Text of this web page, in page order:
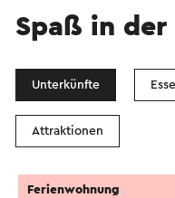
Spaß in
Unterkünfte
Attraktionen
Ferienwohnung